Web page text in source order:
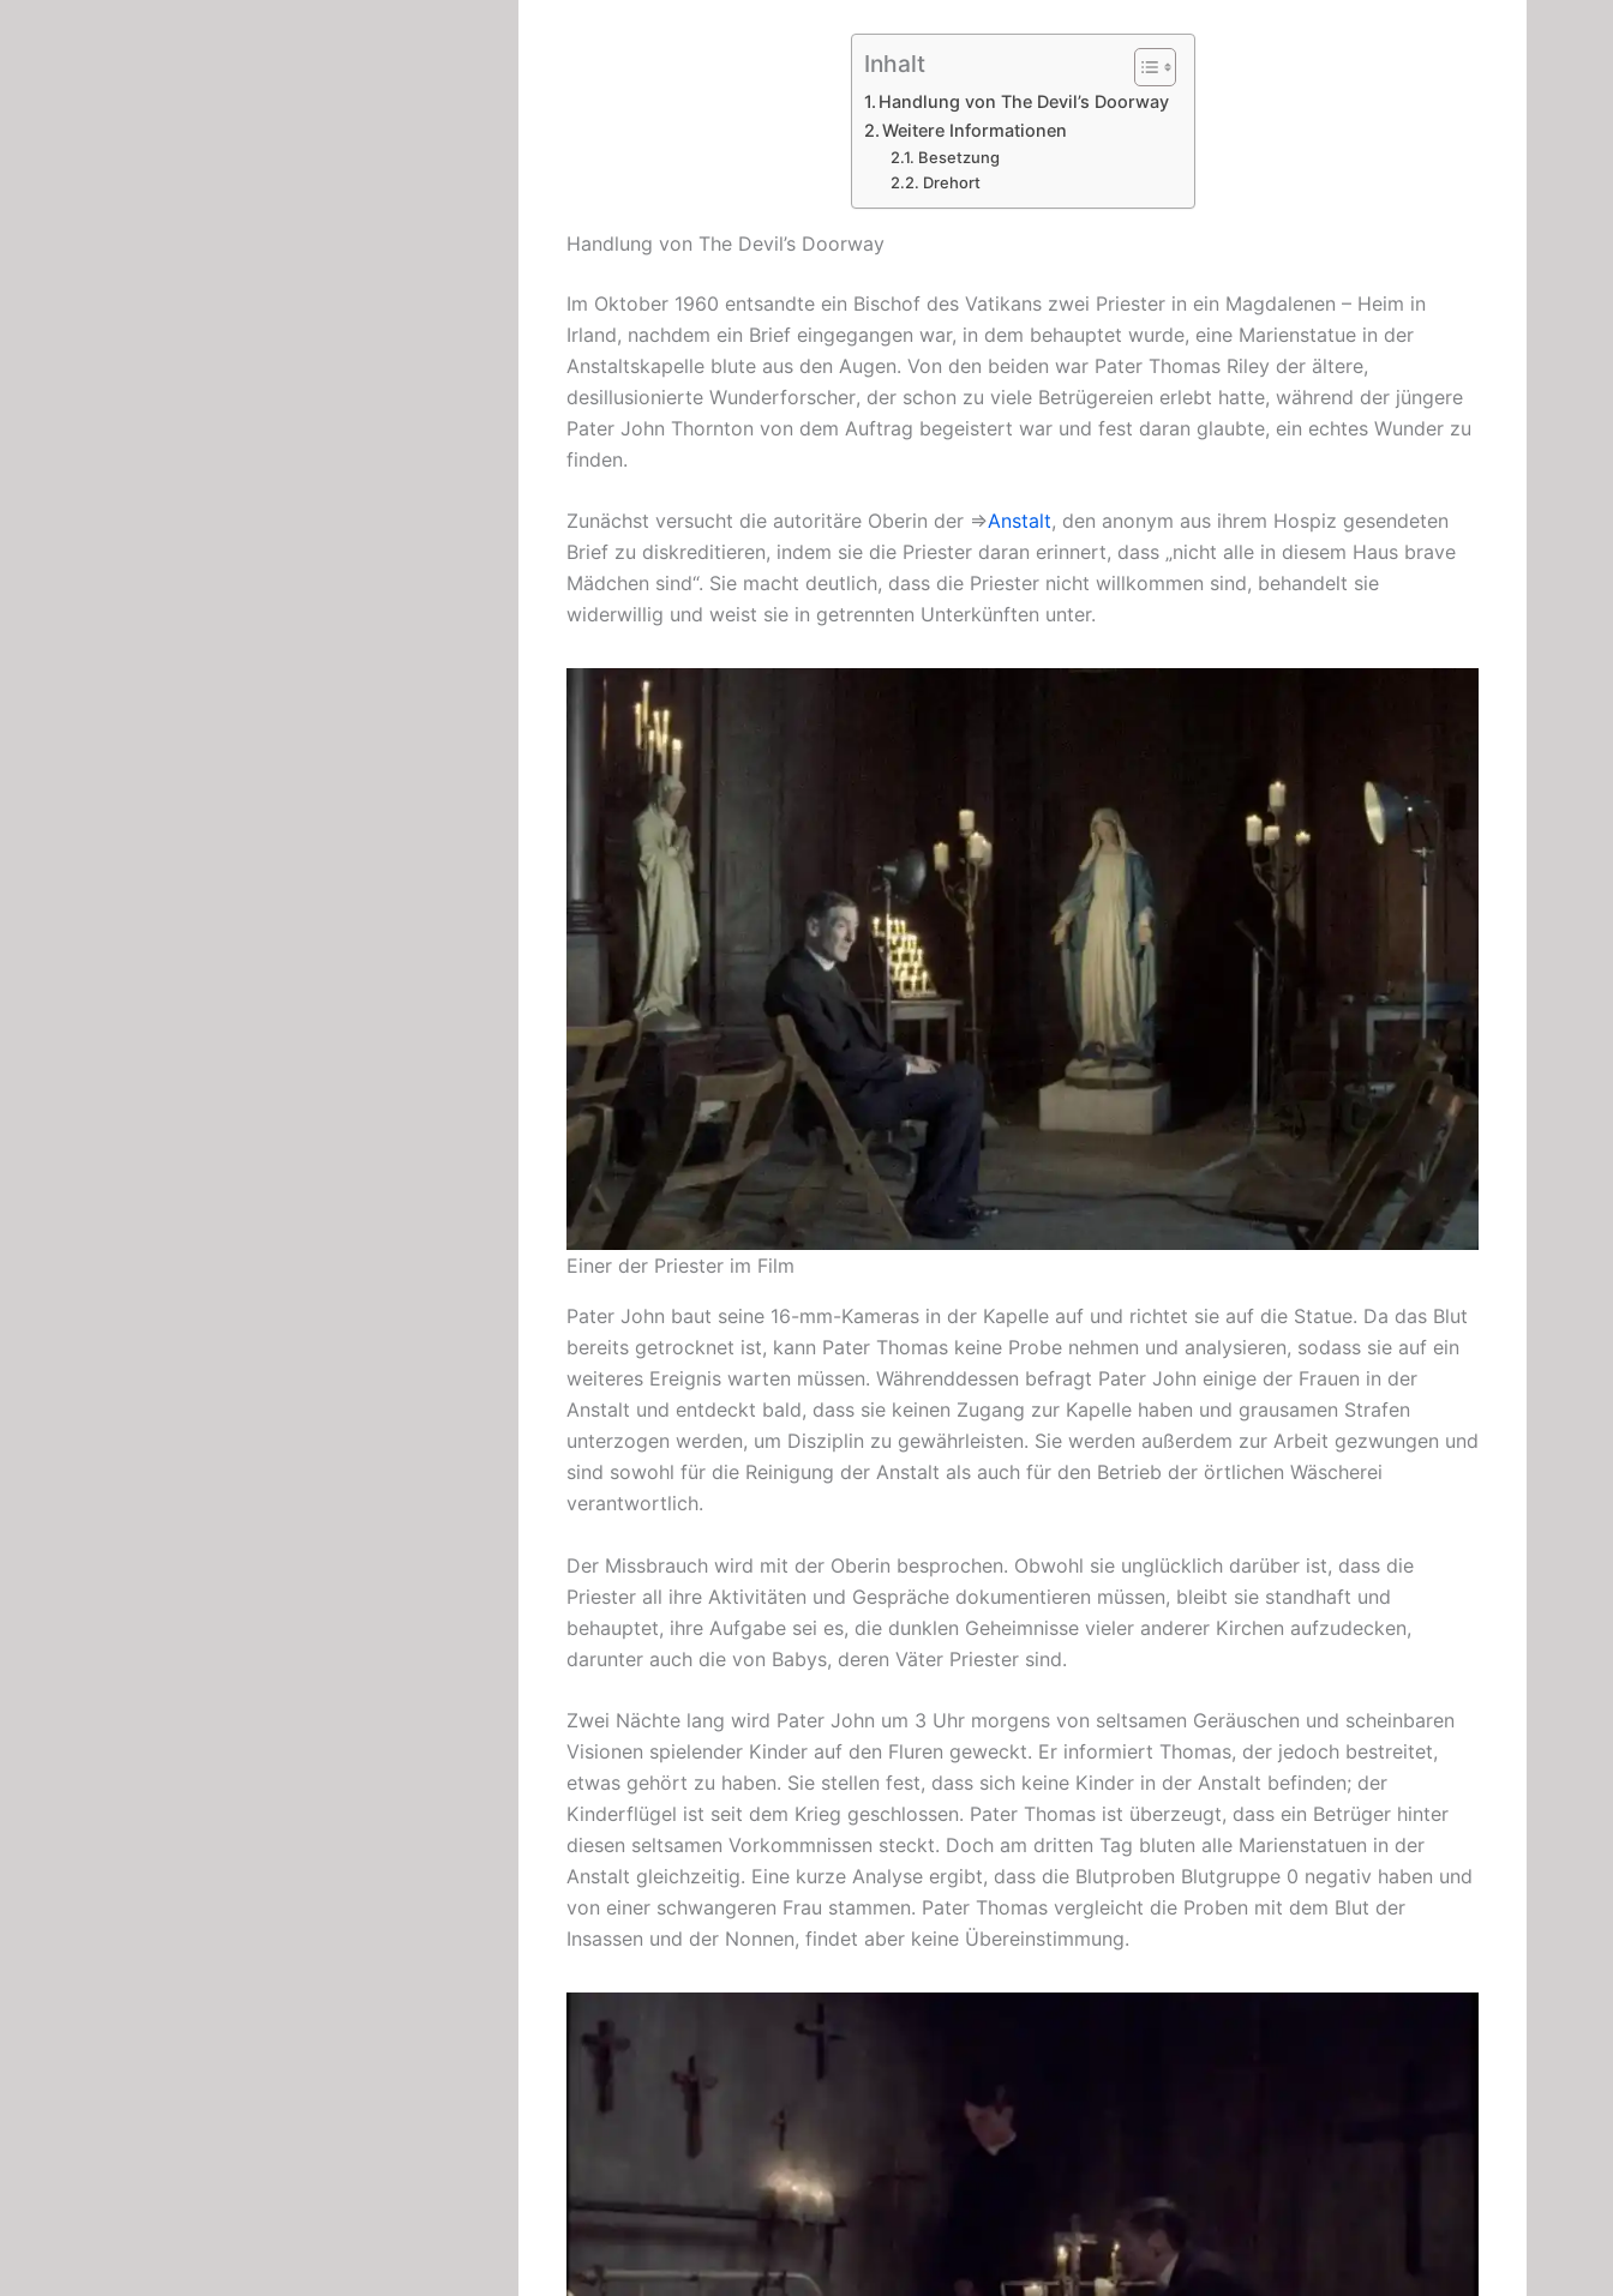
Inhalt
Handlung von The Devil’s Doorway
Weitere Informationen
Besetzung
Drehort
Handlung von The Devil’s Doorway
Im Oktober 1960 entsandte ein Bischof des Vatikans zwei Priester in ein Magdalenen – Heim in
Irland, nachdem ein Brief eingegangen war, in dem behauptet wurde, eine Marienstatue in der
Anstaltskapelle blute aus den Augen. Von den beiden war Pater Thomas Riley der ältere,
desillusionierte Wunderforscher, der schon zu viele Betrügereien erlebt hatte, während der jüngere
Pater John Thornton von dem Auftrag begeistert war und fest daran glaubte, ein echtes Wunder zu
finden.
Zunächst versucht die autoritäre Oberin der ⇒Anstalt, den anonym aus ihrem Hospiz gesendeten
Brief zu diskreditieren, indem sie die Priester daran erinnert, dass „nicht alle in diesem Haus brave
Mädchen sind“. Sie macht deutlich, dass die Priester nicht willkommen sind, behandelt sie
widerwillig und weist sie in getrennten Unterkünften unter.
Einer der Priester im Film
Pater John baut seine 16-mm-Kameras in der Kapelle auf und richtet sie auf die Statue. Da das Blut
bereits getrocknet ist, kann Pater Thomas keine Probe nehmen und analysieren, sodass sie auf ein
weiteres Ereignis warten müssen. Währenddessen befragt Pater John einige der Frauen in der
Anstalt und entdeckt bald, dass sie keinen Zugang zur Kapelle haben und grausamen Strafen
unterzogen werden, um Disziplin zu gewährleisten. Sie werden außerdem zur Arbeit gezwungen und
sind sowohl für die Reinigung der Anstalt als auch für den Betrieb der örtlichen Wäscherei
verantwortlich.
Der Missbrauch wird mit der Oberin besprochen. Obwohl sie unglücklich darüber ist, dass die
Priester all ihre Aktivitäten und Gespräche dokumentieren müssen, bleibt sie standhaft und
behauptet, ihre Aufgabe sei es, die dunklen Geheimnisse vieler anderer Kirchen aufzudecken,
darunter auch die von Babys, deren Väter Priester sind.
Zwei Nächte lang wird Pater John um 3 Uhr morgens von seltsamen Geräuschen und scheinbaren
Visionen spielender Kinder auf den Fluren geweckt. Er informiert Thomas, der jedoch bestreitet,
etwas gehört zu haben. Sie stellen fest, dass sich keine Kinder in der Anstalt befinden; der
Kinderflügel ist seit dem Krieg geschlossen. Pater Thomas ist überzeugt, dass ein Betrüger hinter
diesen seltsamen Vorkommnissen steckt. Doch am dritten Tag bluten alle Marienstatuen in der
Anstalt gleichzeitig. Eine kurze Analyse ergibt, dass die Blutproben Blutgruppe 0 negativ haben und
von einer schwangeren Frau stammen. Pater Thomas vergleicht die Proben mit dem Blut der
Insassen und der Nonnen, findet aber keine Übereinstimmung.